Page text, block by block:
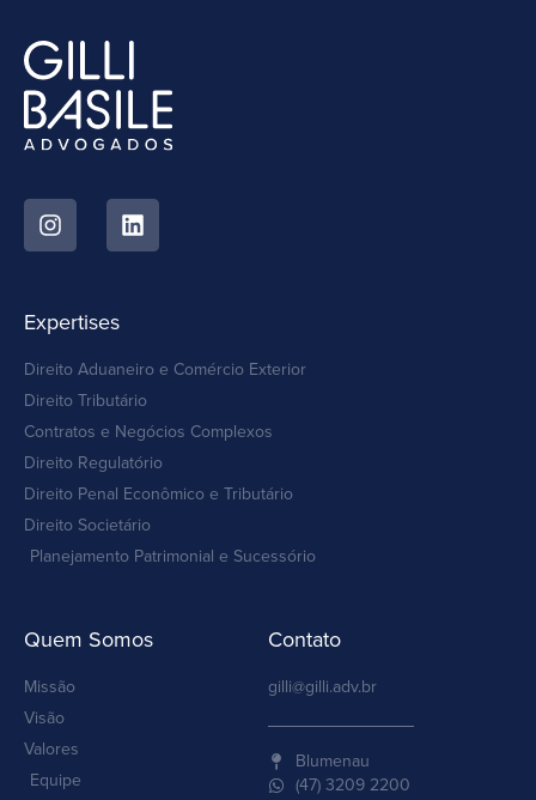
Expertises
Direito Aduaneiro e Comércio Exterior
Direito Tributário
Contratos e Negócios Complexos
Direito Regulatório
Direito Penal Econômico e Tributário
Direito Societário
Planejamento Patrimonial e Sucessório
Quem Somos
Missão
Visão
Valores
Equipe
Contato
gilli@gilli.adv.br
Blumenau
(47) 3209 2200